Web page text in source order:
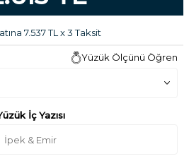
7.537 TL x 3 Taksit
Yüzük Ölçünü Öğren
İç Yazısı